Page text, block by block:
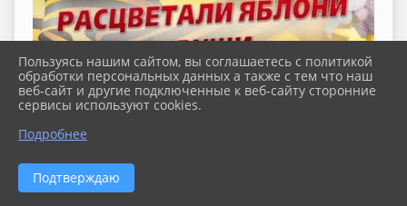
Пользуясь нашим сайтом, вы соглашаетесь с политикой
обработки персональных данных а также с тем что наш
веб-сайт и другие подключенные к веб-сайту сторонние
сервисы используют cookies.
Подробнее
Подтверждаю